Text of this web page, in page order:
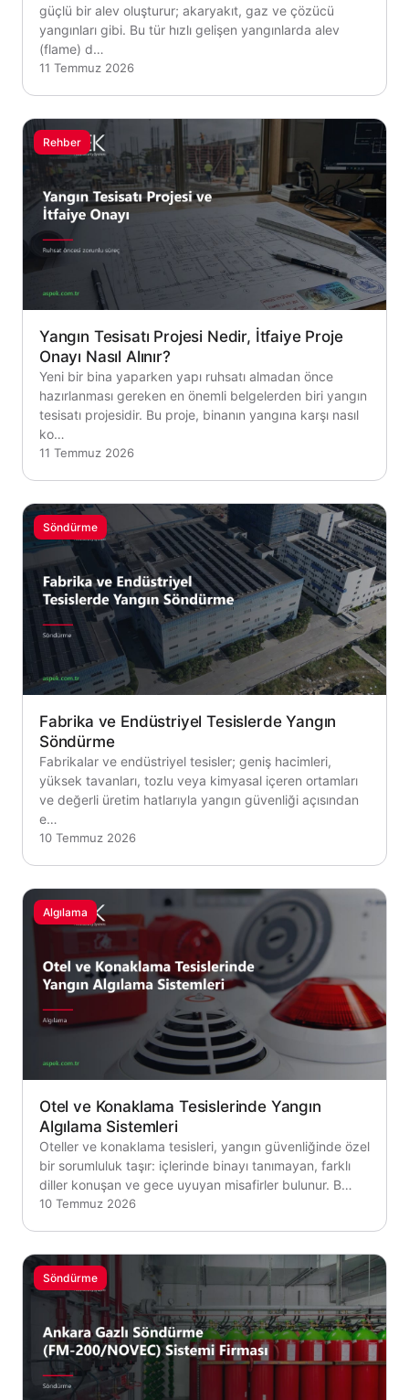
güçlü bir alev oluşturur; akaryakıt, gaz ve çözücü
yangınları gibi. Bu tür hızlı gelişen yangınlarda alev
(flame) d…
11 Temmuz 2026
Rehber
Yangın Tesisatı Projesi Nedir, İtfaiye Proje
Onayı Nasıl Alınır?
Yeni bir bina yaparken yapı ruhsatı almadan önce
hazırlanması gereken en önemli belgelerden biri yangın
tesisatı projesidir. Bu proje, binanın yangına karşı nasıl
ko…
11 Temmuz 2026
Söndürme
Fabrika ve Endüstriyel Tesislerde Yangın
Söndürme
Fabrikalar ve endüstriyel tesisler; geniş hacimleri,
yüksek tavanları, tozlu veya kimyasal içeren ortamları
ve değerli üretim hatlarıyla yangın güvenliği açısından
e…
10 Temmuz 2026
Algılama
Otel ve Konaklama Tesislerinde Yangın
Algılama Sistemleri
Oteller ve konaklama tesisleri, yangın güvenliğinde özel
bir sorumluluk taşır: içlerinde binayı tanımayan, farklı
diller konuşan ve gece uyuyan misafirler bulunur. B…
10 Temmuz 2026
Söndürme